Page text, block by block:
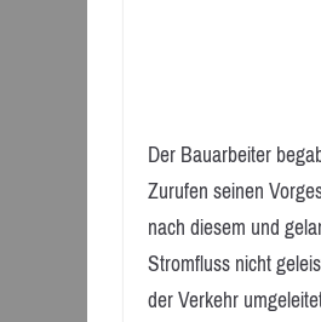
Der Bauarbeiter
Zurufen seinen
nach diesem und
Stromfluss nicht
der Verkehr